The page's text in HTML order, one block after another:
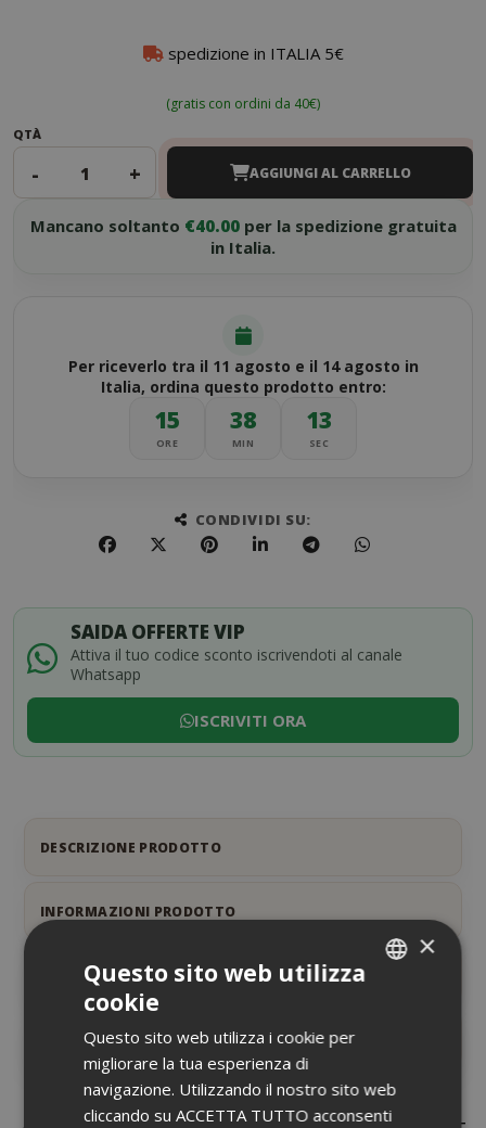
spedizione in ITALIA 5€
(gratis con ordini da 40€)
QTÀ
- + AGGIUNGI AL CARRELLO
Mancano soltanto €40.00per la spedizione gratuita
in Italia.
Per riceverlo tra il 11 agosto e il 14 agosto in
Italia, ordina questo prodotto entro:
15
ORE
38
MIN
13
SEC
CONDIVIDI SU:
SAIDA OFFERTE VIP
Attiva il tuo codice sconto iscrivendoti al canale
Whatsapp
ISCRIVITI ORA
DESCRIZIONE PRODOTTO
INFORMAZIONI PRODOTTO
SCHEDA INFORMATIVA
RECENSIONI
×
Questo sito web utilizza
cookie
Questo sito web utilizza i cookie per
migliorare la tua esperienza di
navigazione. Utilizzando il nostro sito web
cliccando su ACCETTA TUTTO acconsenti